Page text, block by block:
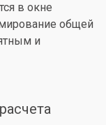
в окне
общей
и